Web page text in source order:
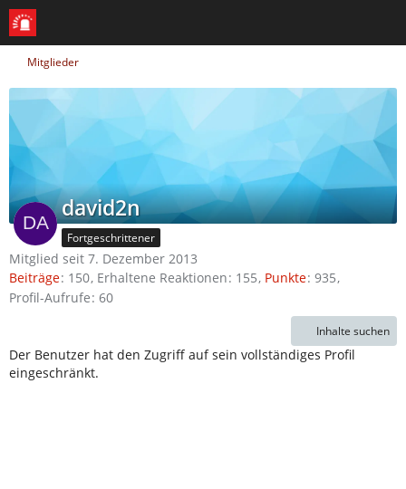
Mitglieder
david2n
Fortgeschrittener
Mitglied seit 7. Dezember 2013
Beiträge 150 Erhaltene Reaktionen 155 Punkte 935
Profil-Aufrufe 60
Inhalte suchen
Der Benutzer hat den Zugriff auf sein vollständiges Profil
eingeschränkt.